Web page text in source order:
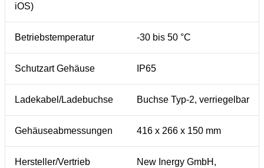
iOS)
Betriebstemperatur -30 bis 50 °C
Schutzart Gehäuse IP65
Ladekabel/Ladebuchse Buchse Typ-2, verriegelbar
Gehäuseabmessungen 416 x 266 x 150 mm
Hersteller/Vertrieb
New Inergy GmbH,